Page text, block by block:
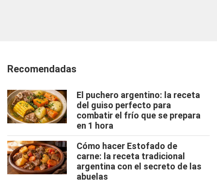
Recomendadas
El puchero argentino: la receta
del guiso perfecto para
combatir el frío que se prepara
en 1 hora
Cómo hacer Estofado de
carne: la receta tradicional
argentina con el secreto de las
abuelas